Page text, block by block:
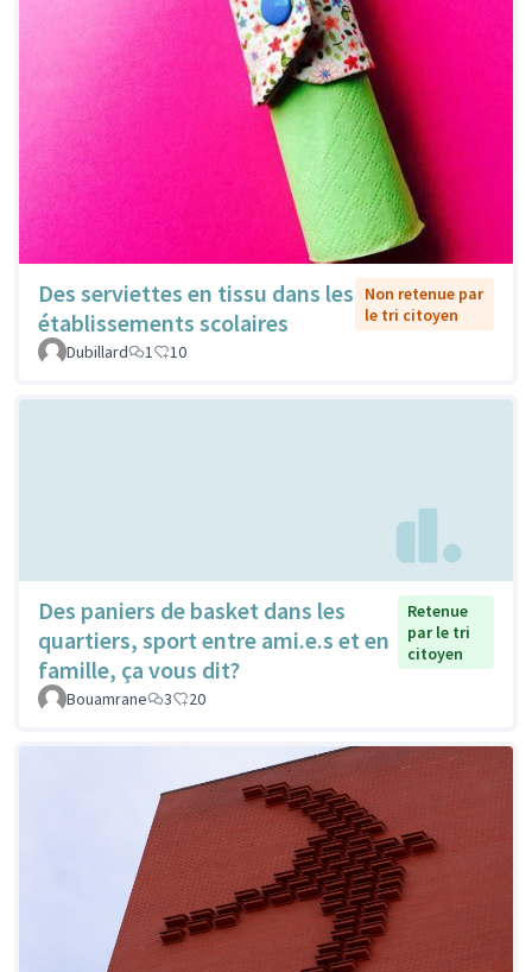
Des serviettes en tissu dans les
établissements scolaires
Non retenue par
le tri citoyen
Dubillard
1 10
Des paniers de basket dans les
quartiers, sport entre ami.e.s et en
famille, ça vous dit?
Retenue
par le tri
citoyen
Bouamrane 3 20